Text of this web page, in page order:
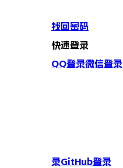
找回密码
快速登录
QQ登录微信登录
录GitHub登录